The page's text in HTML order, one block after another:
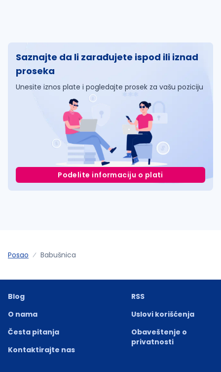
Saznajte da li zarađujete ispod ili iznad
proseka
Unesite iznos plate i pogledajte prosek za vašu poziciju
Podelite informaciju o plati
Posao Babušnica
Blog
O nama
Česta pitanja
Kontaktirajte nas
RSS
Uslovi korišćenja
Obaveštenje o
privatnosti